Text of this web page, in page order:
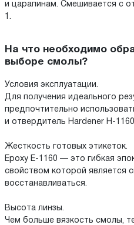
и царапинам. Смешивается с
1.
На что необходимо
выборе смолы?
Условия эксплуатации.
Для получения идеального
предпочтительно
и отвердитель Hardener H-
Жесткость готовых этикеток.
Epoxy E-1160 — это гибкая
свойством которой является
восстанавливаться.
Высота линзы.
Чем больше вязкость смолы,